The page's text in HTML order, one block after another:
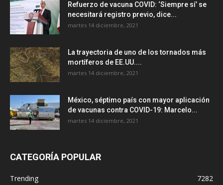
Refuerzo de vacuna COVID: ‘Siempre sí’ se
necesitará registro previo, dice...
martes 14 diciembre, 2021
La trayectoria de uno de los tornados más
mortíferos de EE.UU....
martes 14 diciembre, 2021
México, séptimo país con mayor aplicación
de vacunas contra COVID-19: Marcelo...
martes 14 diciembre, 2021
CATEGORÍA POPULAR
Trending
7282